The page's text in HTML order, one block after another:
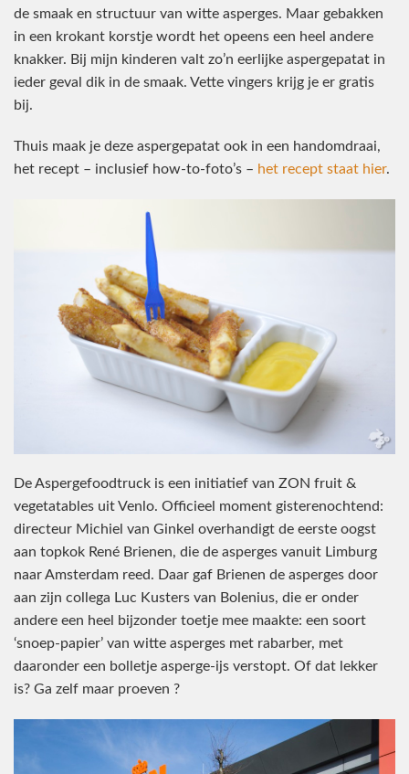
de smaak en structuur van witte asperges. Maar gebakken
in een krokant korstje wordt het opeens een heel andere
knakker. Bij mijn kinderen valt zo’n eerlijke aspergepatat in
ieder geval dik in de smaak. Vette vingers krijg je er gratis
bij.
Thuis maak je deze aspergepatat ook in een handomdraai,
het recept – inclusief how-to-foto’s – het recept staat hier.
De Aspergefoodtruck is een initiatief van ZON fruit &
vegetatables uit Venlo. Officieel moment gisterenochtend:
directeur Michiel van Ginkel overhandigt de eerste oogst
aan topkok René Brienen, die de asperges vanuit Limburg
naar Amsterdam reed. Daar gaf Brienen de asperges door
aan zijn collega Luc Kusters van Bolenius, die er onder
andere een heel bijzonder toetje mee maakte: een soort
‘snoep-papier’ van witte asperges met rabarber, met
daaronder een bolletje asperge-ijs verstopt. Of dat lekker
is? Ga zelf maar proeven ?